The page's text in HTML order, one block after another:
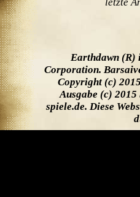
Earthdawn (R)
Corporation.
Copyright (c)
Ausgabe (c) 2015
spiele.de. Diese